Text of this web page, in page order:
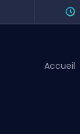
Accueil